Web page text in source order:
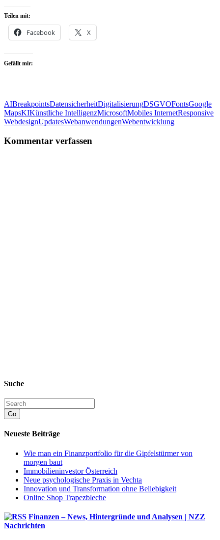
Teilen mit:
Facebook X
Gefällt mir:
AIBreakpointsDatensicherheitDigitalisierungDSGVOFontsGoogle
MapsKIKünstliche IntelligenzMicrosoftMobiles InternetResponsive
WebdesignUpdatesWebanwendungenWebentwicklung
Kommentar verfassen
Suche
Go
Neueste Beiträge
Wie man ein Finanzportfolio für die Gipfelstürmer von
morgen baut
Immobilieninvestor Österreich
Neue psychologische Praxis in Vechta
Innovation und Transformation ohne Beliebigkeit
Online Shop Trapezbleche
Finanzen – News, Hintergründe und Analysen | NZZ
Nachrichten